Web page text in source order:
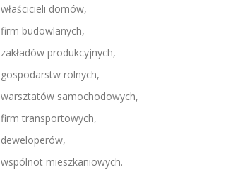
właścicieli domów,
firm budowlanych,
zakładów produkcyjnych,
gospodarstw rolnych,
warsztatów samochodowych,
firm transportowych,
deweloperów,
wspólnot mieszkaniowych.